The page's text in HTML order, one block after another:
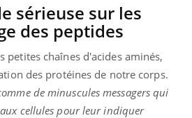
sérieuse sur les
des peptides
petites chaînes d'acides aminés,
des protéines de notre corps.
de minuscules messagers qui
cellules pour leur indiquer